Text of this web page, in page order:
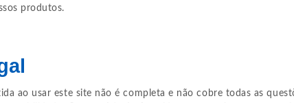
produtos.
ao usar este site não é completa e não cobre todas as